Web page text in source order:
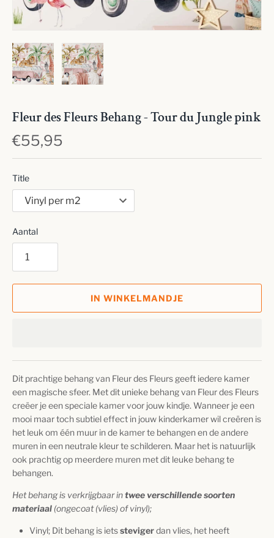
Fleur des Fleurs Behang - Tour du Jungle pink
€55,95
Title
Aantal
IN WINKELMANDJE
Dit prachtige behang van Fleur des Fleurs geeft iedere kamer
een magische sfeer. Met dit unieke behang van Fleur des Fleurs
creëer je een speciale kamer voor jouw kindje. Wanneer je een
mooi maar toch subtiel effect in jouw kinderkamer wil creëren is
het leuk om één muur in de kamer te behangen en de andere
muren in een neutrale kleur te schilderen. Maar het is natuurlijk
ook prachtig op meerdere muren met dit leuke behang te
behangen.
Het behang is verkrijgbaar intwee verschillende soorten
materiaal (ongecoat (vlies) of vinyl);
Vinyl; Dit behang is ietsstevigerdan vlies, het heeft